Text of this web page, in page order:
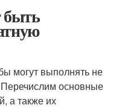
быть
могут выполнять не
Перечислим основные
а также их